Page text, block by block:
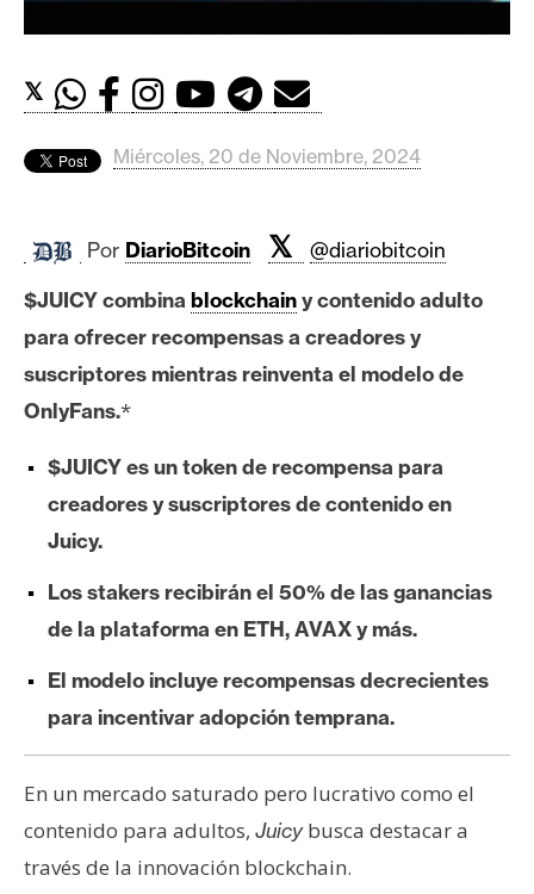
c
d
s
B
t
c
o
i
n
E
t
e
r
u
m
I
A
𝕏
Miércoles, 20 de Noviembre, 2024
Por DiarioBitcoin 𝕏
@diariobitcoin
$JUICY combina blockchainy contenido adulto
para ofrecer recompensas a creadores y
suscriptores mientras reinventa el modelo de
OnlyFans.*
$JUICY es un token de recompensa para
creadores y suscriptores de contenido en
Juicy.
Los stakers recibirán el 50% de las ganancias
de la plataforma en ETH, AVAX y más.
El modelo incluye recompensas decrecientes
para incentivar adopción temprana.
En un mercado saturado pero lucrativo como el
contenido para adultos, Juicybusca destacar a
través de la innovación blockchain.